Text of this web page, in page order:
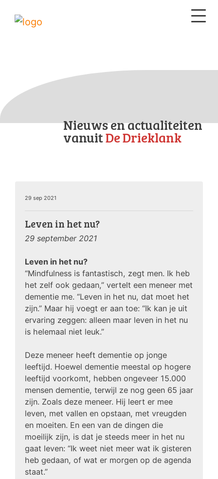
Nieuws en actualiteiten
vanuitDe Drieklank
29 sep 2021
Leven in het nu?
29 september 2021
Leven in het nu?
“Mindfulness is fantastisch, zegt men. Ik heb
het zelf ook gedaan,” vertelt een meneer met
dementie me. “Leven in het nu, dat moet het
zijn.” Maar hij voegt er aan toe: “Ik kan je uit
ervaring zeggen: alleen maar leven in het nu
is helemaal niet leuk.”
Deze meneer heeft dementie op jonge
leeftijd. Hoewel dementie meestal op hogere
leeftijd voorkomt, hebben ongeveer 15.000
mensen dementie, terwijl ze nog geen 65 jaar
zijn. Zoals deze meneer. Hij leert er mee
leven, met vallen en opstaan, met vreugden
en moeiten. En een van de dingen die
moeilijk zijn, is dat je steeds meer in het nu
gaat leven: “Ik weet niet meer wat ik gisteren
heb gedaan, of wat er morgen op de agenda
staat.”